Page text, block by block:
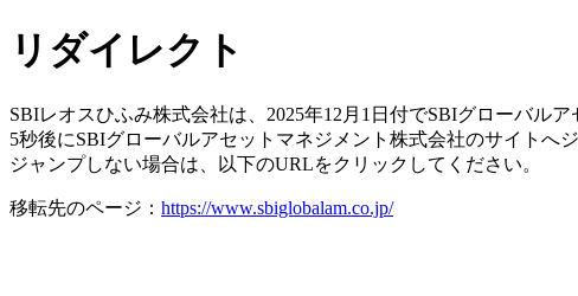
リダイレクト
SBIレオスひふみ株式会社は、2025年12月1日付でSBIグローバル
5秒後にSBIグローバルアセットマネジメント株式会社のサイトへジ
ジャンプしない場合は、以下のURLをクリックしてください。
移転先のページ： https://www.sbiglobalam.co.jp/